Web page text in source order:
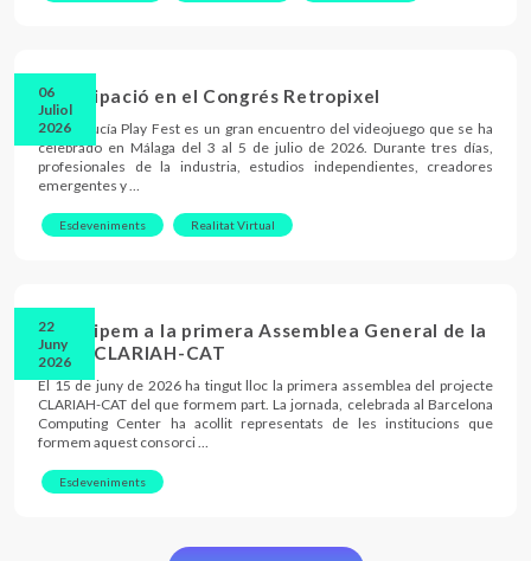
06
Juliol
2026
Participació en el Congrés Retropixel
El Andalucía Play Fest es un gran encuentro del videojuego que se ha
celebrado en Málaga del 3 al 5 de julio de 2026. Durante tres días,
profesionales de la industria, estudios independientes, creadores
emergentes y …
Esdeveniments Realitat Virtual
22
Juny
2026
Participem a la primera Assemblea General de la
xarxa CLARIAH-CAT
El 15 de juny de 2026 ha tingut lloc la primera assemblea del projecte
CLARIAH-CAT del que formem part. La jornada, celebrada al Barcelona
Computing Center ha acollit representats de les institucions que
formem aquest consorci …
Esdeveniments